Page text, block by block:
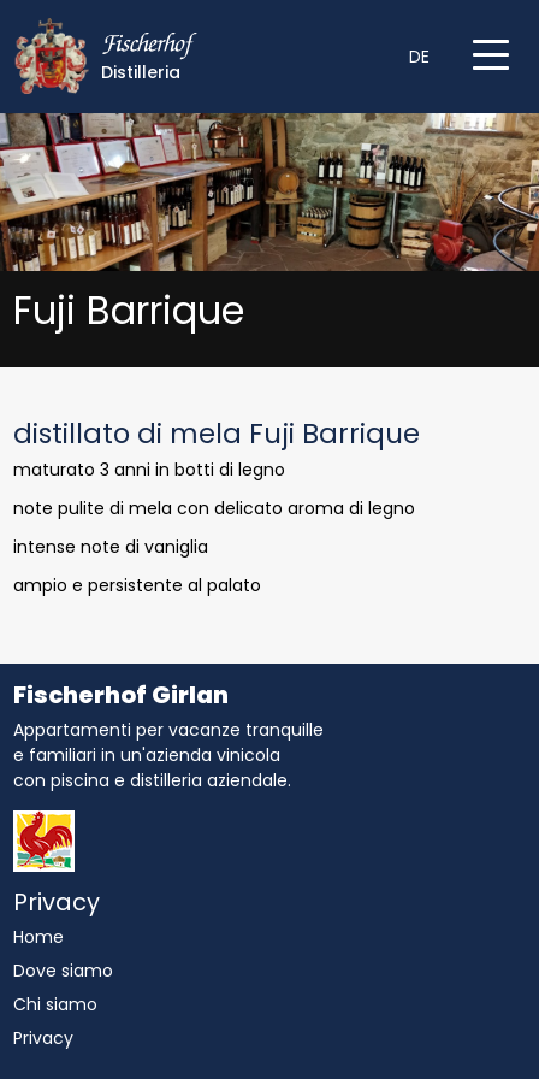
Distilleria
DE
Fuji Barrique
distillato di mela Fuji Barrique
maturato 3 anni in botti di legno
note pulite di mela con delicato aroma di legno
intense note di vaniglia
ampio e persistente al palato
Fischerhof Girlan
Appartamenti per vacanze tranquille
e familiari in un'azienda vinicola
con piscina e distilleria aziendale.
Privacy
Home
Dove siamo
Chi siamo
Privacy